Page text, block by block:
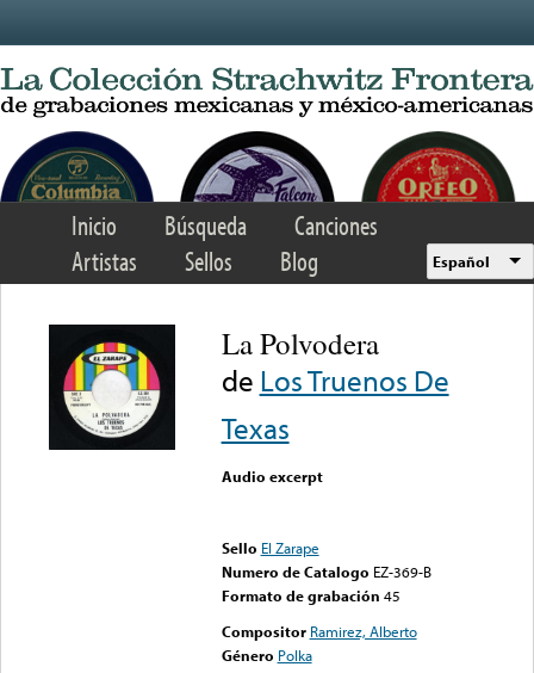
Inicio Búsqueda
Canciones
Artistas
Sellos Blog Español
La Polvodera
de Los Truenos De
Texas
Audio excerpt
Sello El Zarape
Numero de Catalogo EZ-369-B
Formato de grabación 45
Compositor Ramirez, Alberto
Género Polka